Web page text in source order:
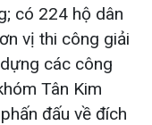
có 224 hộ dân
vị thi công giải
các công
Tân Kim
đấu về đích